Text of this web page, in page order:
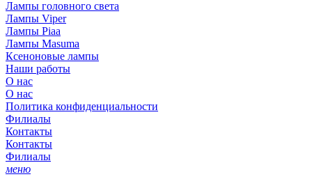
Лампы головного света
Лампы Viper
Лампы Piaa
Лампы Masuma
Ксеноновые лампы
Наши работы
О нас
О нас
Политика конфиденциальности
Филиалы
Контакты
Контакты
Филиалы
меню